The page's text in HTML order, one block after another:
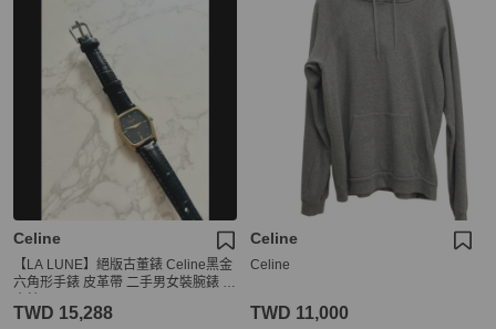
Celine
【LA LUNE】絕版古董錶 Celine黑金
六角形手錶 皮革帶 二手男女裝腕錶 中
TWD 15,288
Celine
Celine
TWD 11,000